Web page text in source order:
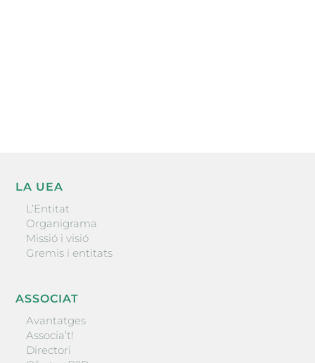
LA UEA
L’Entitat
Organigrama
Missió i visió
Gremis i entitats
ASSOCIAT
Avantatges
Associa’t!
Directori